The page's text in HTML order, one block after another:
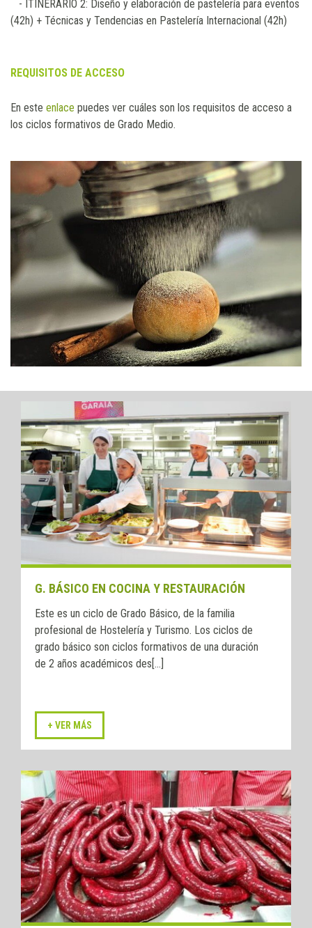
- ITINERARIO 2: Diseño y elaboración de pastelería para eventos
(42h) + Técnicas y Tendencias en Pastelería Internacional (42h)
REQUISITOS DE ACCESO
En este enlace puedes ver cuáles son los requisitos de acceso a
los ciclos formativos de Grado Medio.
G. BÁSICO EN COCINA Y RESTAURACIÓN
Este es un ciclo de Grado Básico, de la familia
profesional de Hostelería y Turismo. Los ciclos de
grado básico son ciclos formativos de una duración
de 2 años académicos des[...]